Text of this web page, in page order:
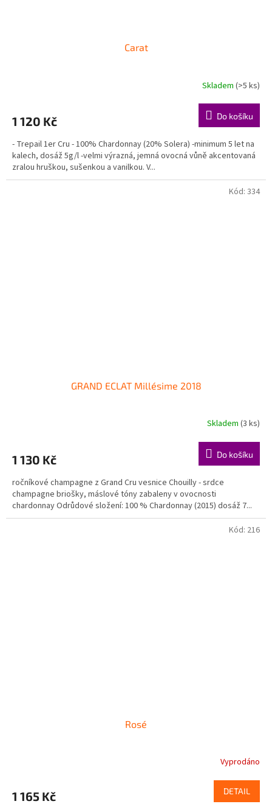
Carat
Skladem (>5 ks)
1 120 Kč Do košíku
- Trepail 1er Cru - 100% Chardonnay (20% Solera) -minimum 5 let na
kalech, dosáž 5g/l -velmi výrazná, jemná ovocná vůně akcentovaná
zralou hruškou, sušenkou a vanilkou. V...
GRAND ECLAT Millésime 2018
Skladem (3 ks)
1 130 Kč Do košíku
ročníkové champagne z Grand Cru vesnice Chouilly - srdce
champagne briošky, máslové tóny zabaleny v ovocnosti
chardonnay Odrůdové složení: 100 % Chardonnay (2015) dosáž 7...
Kód: 334
Rosé
Vyprodáno
1 165 Kč DETAIL
Kód: 216